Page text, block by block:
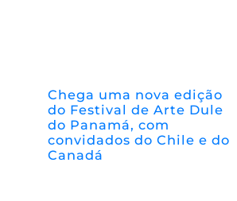
Chega uma nova edição
do Festival de Arte Dule
do Panamá, com
convidados do Chile e do
Canadá